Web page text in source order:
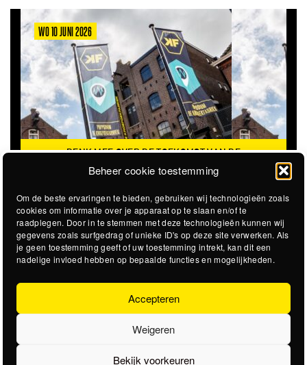
Beheer cookie toestemming
Om de beste ervaringen te bieden, gebruiken wij technologieën zoals
cookies om informatie over je apparaat op te slaan en/of te
raadplegen. Door in te stemmen met deze technologieën kunnen wij
gegevens zoals surfgedrag of unieke ID's op deze site verwerken. Als
je geen toestemming geeft of uw toestemming intrekt, kan dit een
nadelige invloed hebben op bepaalde functies en mogelijkheden.
Accepteren
Weigeren
Bekijk voorkeuren
WO 10 JUNI 2026
DENK MEE OVER DE TOEKOMST VAN DE
KROEPOEKFABRIEK